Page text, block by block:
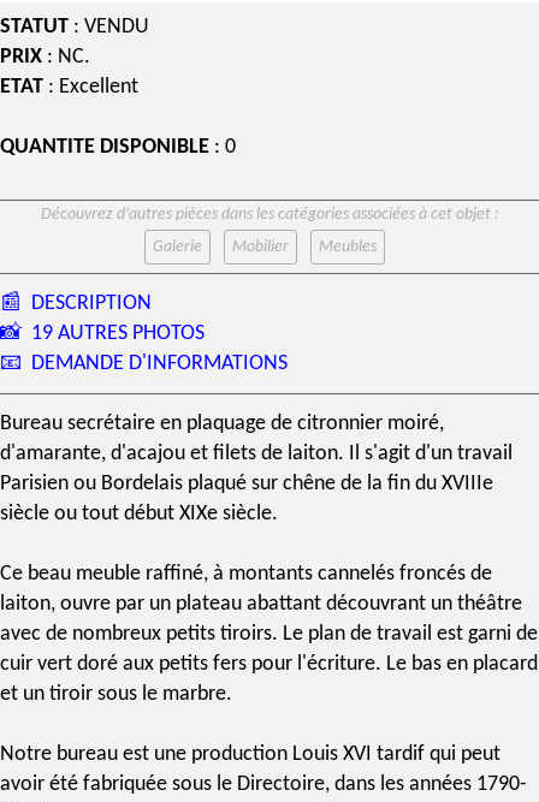
STATUT : VENDU
PRIX : NC.
ETAT : Excellent
QUANTITE DISPONIBLE : 0
Découvrez d’autres pièces dans les catégories associées à cet objet :
Galerie
Mobilier Meubles
📰 DESCRIPTION
📸 19 AUTRES PHOTOS
📧 DEMANDE D'INFORMATIONS
Bureau secrétaire en plaquage de citronnier moiré,
d'amarante, d'acajou et filets de laiton. Il s'agit d'un travail
Parisien ou Bordelais plaqué sur chêne de la fin du XVIIIe
siècle ou tout début XIXe siècle.
Ce beau meuble raffiné, à montants cannelés froncés de
laiton, ouvre par un plateau abattant découvrant un théâtre
avec de nombreux petits tiroirs. Le plan de travail est garni de
cuir vert doré aux petits fers pour l'écriture. Le bas en placard
et un tiroir sous le marbre.
Notre bureau est une production Louis XVI tardif qui peut
avoir été fabriquée sous le Directoire, dans les années 1790-